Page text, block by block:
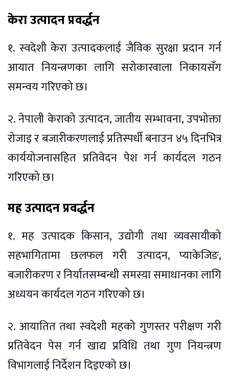
केरा उत्पादन प्रवर्द्धन
१. स्वदेशी केरा उत्पादकलाई जैविक सुरक्षा प्रदान गर्न
आयात नियन्त्रणका लागि सरोकारवाला निकायसँग
समन्वय गरिएको छ।
२. नेपाली केराको उत्पादन, जातीय सम्भावना, उपभोक्ता
रोजाइ र बजारीकरणलाई प्रतिस्पर्धी बनाउन ४५ दिनभित्र
कार्ययोजनासहित प्रतिवेदन पेश गर्न कार्यदल गठन
गरिएको छ।
मह उत्पादन प्रवर्द्धन
१. मह उत्पादक किसान, उद्योगी तथा व्यवसायीको
सहभागितामा छलफल गरी उत्पादन, प्याकेजिङ,
बजारीकरण र निर्यातसम्बन्धी समस्या समाधानका लागि
अध्ययन कार्यदल गठन गरिएको छ।
२. आयातित तथा स्वदेशी महको गुणस्तर परीक्षण गरी
प्रतिवेदन पेस गर्न खाद्य प्रविधि तथा गुण नियन्त्रण
विभागलाई निर्देशन दिइएको छ।